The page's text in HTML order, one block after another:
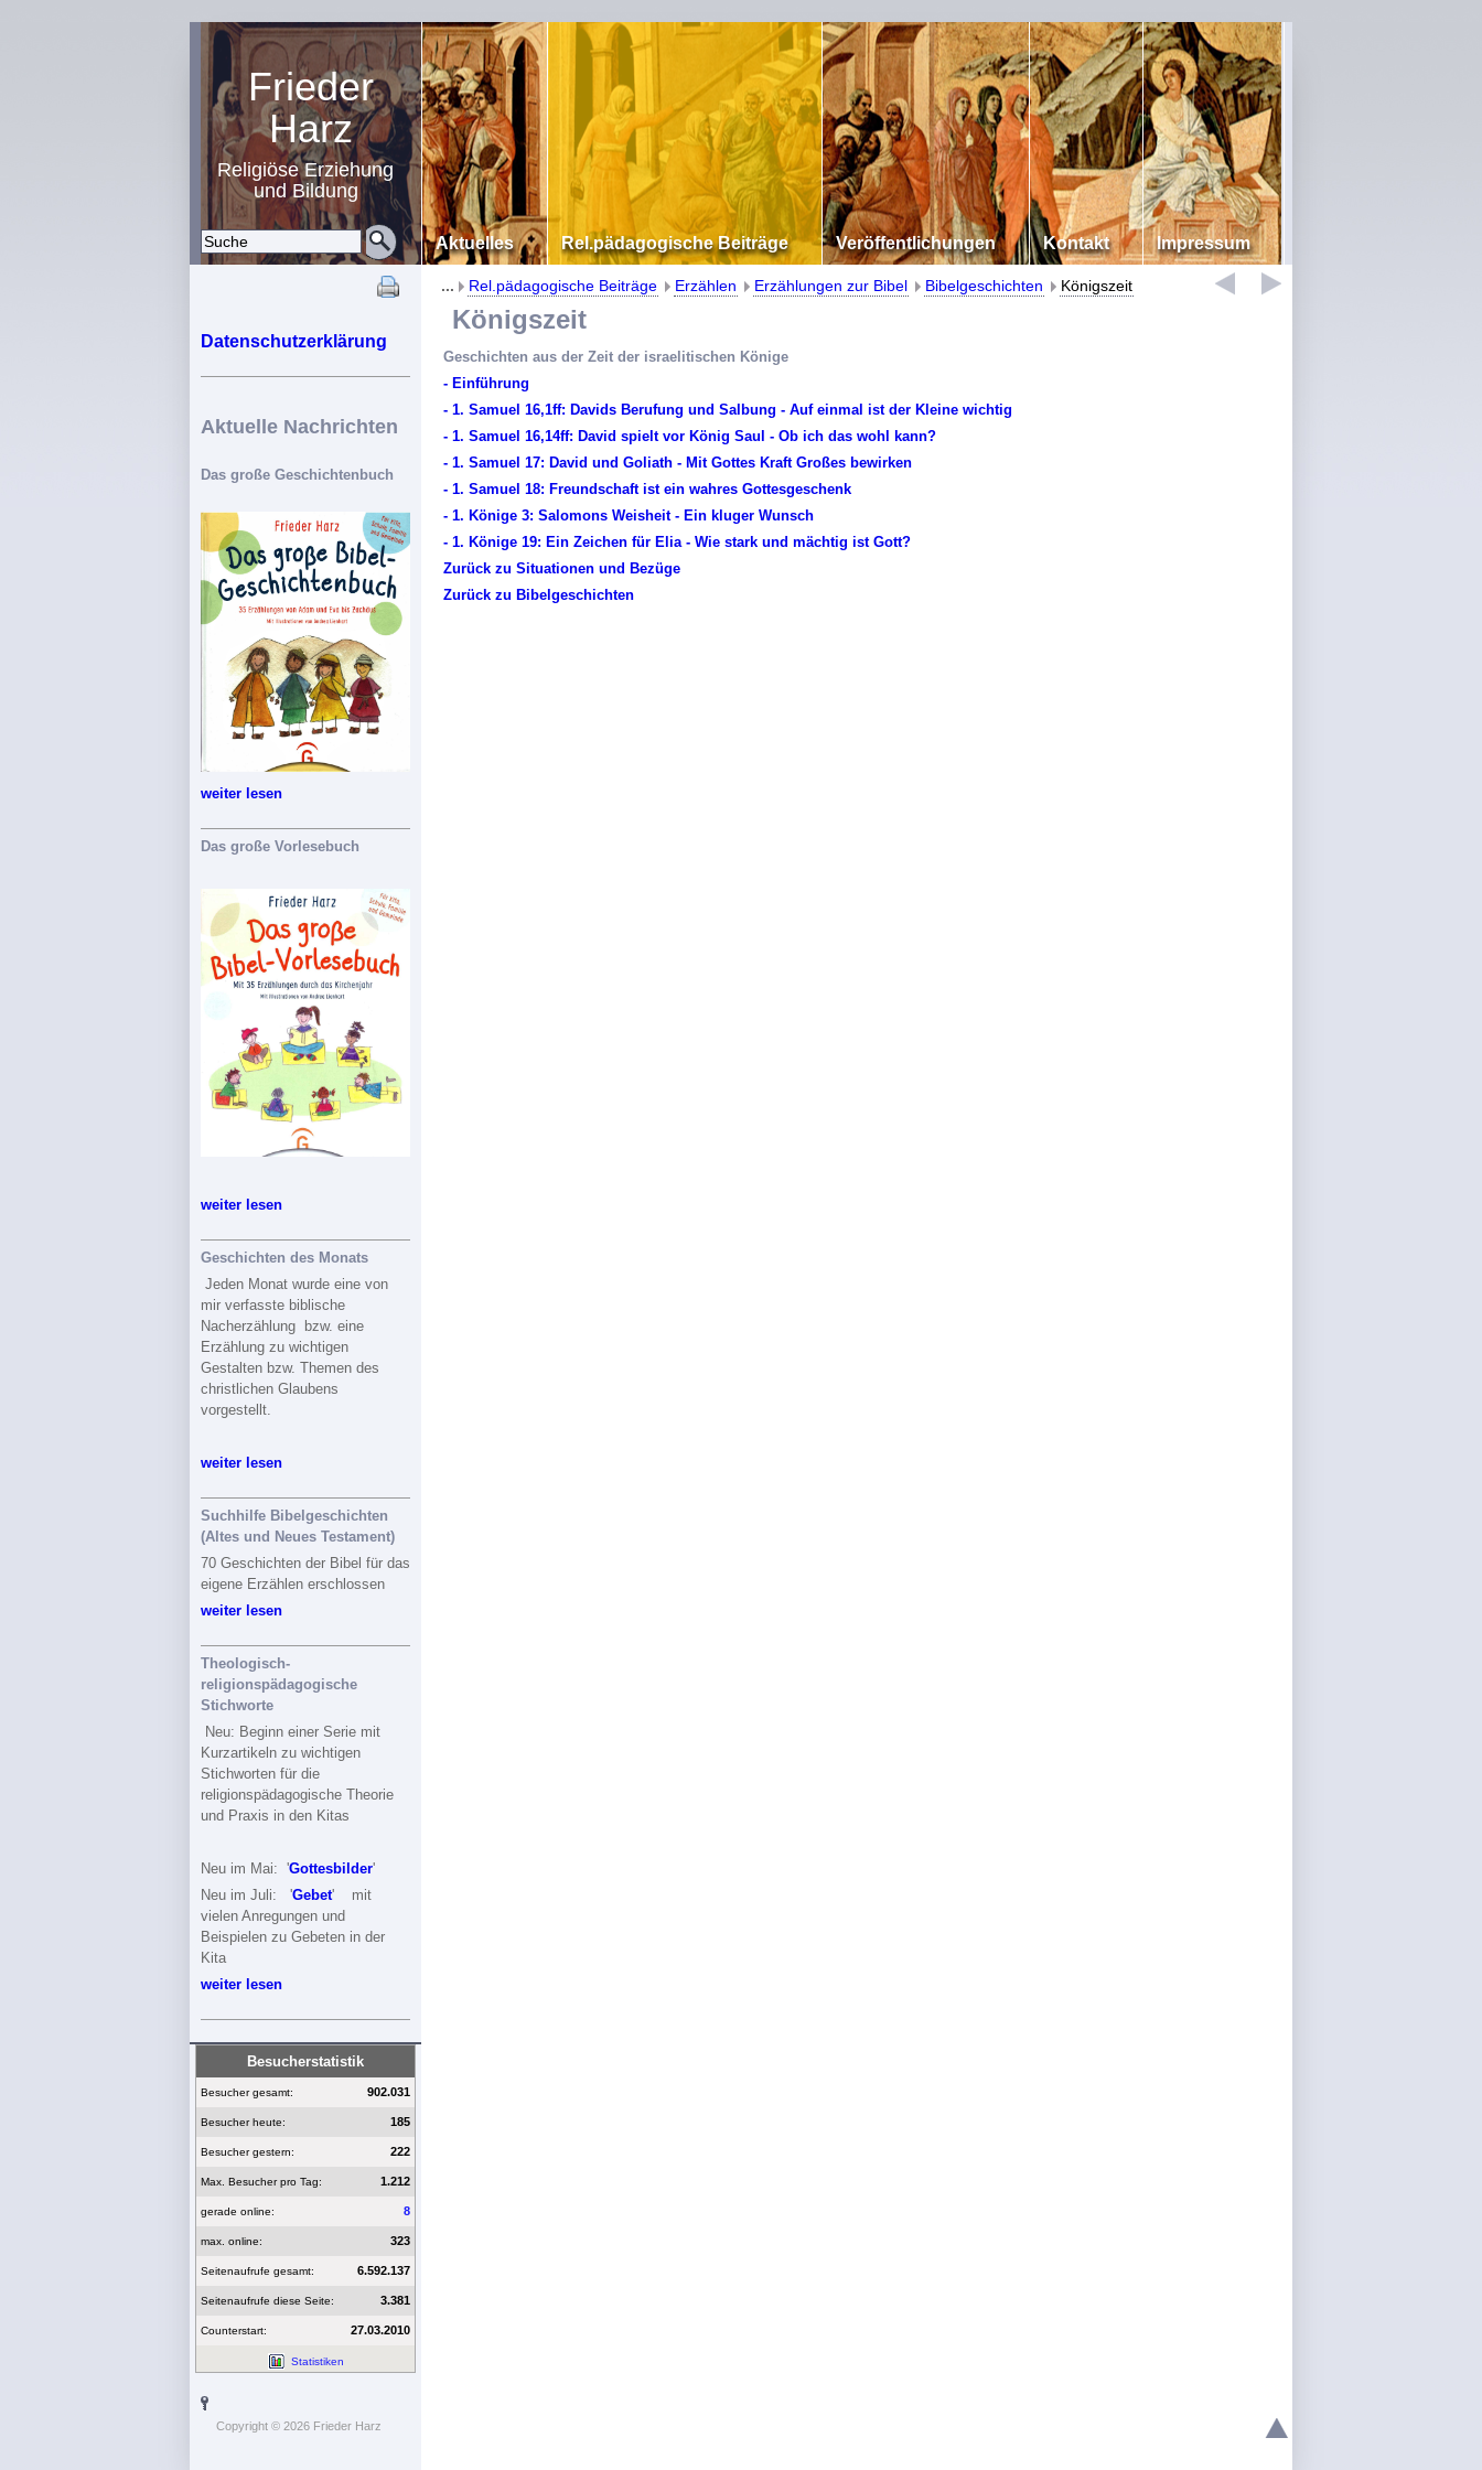
Frieder
Harz
Religiöse Erziehung
und Bildung
Aktuelles Rel.pädagogische Beiträge Veröffentlichungen Kontakt Impressum
Datenschutzerklärung
Aktuelle Nachrichten
Das große Geschichtenbuch
weiter lesen
Das große Vorlesebuch
weiter lesen
Geschichten des Monats
Jeden Monat wurde eine von
mir verfasste biblische
Nacherzählung bzw. eine
Erzählung zu wichtigen
Gestalten bzw. Themen des
christlichen Glaubens
vorgestellt.
weiter lesen
Suchhilfe Bibelgeschichten
(Altes und Neues Testament)
70 Geschichten der Bibel für das
eigene Erzählen erschlossen
weiter lesen
Theologisch-
religionspädagogische
Stichworte
Neu: Beginn einer Serie mit
Kurzartikeln zu wichtigen
Stichworten für die
religionspädagogische Theorie
und Praxis in den Kitas
Neu im Mai: 'Gottesbilder'
Neu im Juli: 'Gebet' mit
vielen Anregungen und
Beispielen zu Gebeten in der
Kita
weiter lesen
Besucherstatistik
Besucher gesamt: 902.031
Besucher heute: 185
Besucher gestern: 222
Max. Besucher pro Tag: 1.212
gerade online: 8
max. online: 323
Seitenaufrufe gesamt: 6.592.137
Seitenaufrufe diese Seite: 3.381
Counterstart: 27.03.2010
Statistiken
... Rel.pädagogische Beiträge Erzählen Erzählungen zur Bibel Bibelgeschichten Königszeit
Königszeit
Geschichten aus der Zeit der israelitischen Könige
- Einführung
- 1. Samuel 16,1ff: Davids Berufung und Salbung - Auf einmal ist der Kleine wichtig
- 1. Samuel 16,14ff: David spielt vor König Saul - Ob ich das wohl kann?
- 1. Samuel 17: David und Goliath - Mit Gottes Kraft Großes bewirken
- 1. Samuel 18: Freundschaft ist ein wahres Gottesgeschenk
- 1. Könige 3: Salomons Weisheit - Ein kluger Wunsch
- 1. Könige 19: Ein Zeichen für Elia - Wie stark und mächtig ist Gott?
Zurück zu Situationen und Bezüge
Zurück zu Bibelgeschichten
Copyright © 2026 Frieder Harz